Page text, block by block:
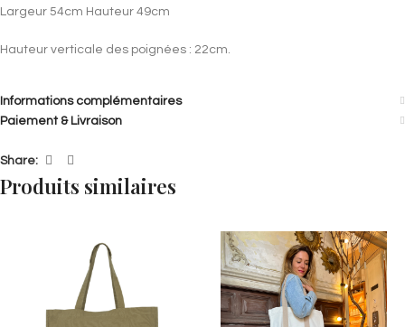
Largeur 54cm Hauteur 49cm
Hauteur verticale des poignées : 22cm.
Informations complémentaires
Paiement & Livraison
Share:
Produits similaires